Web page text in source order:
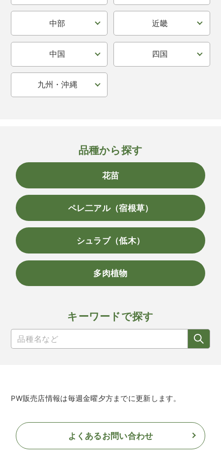
中部 近畿
中国 四国
九州・沖縄
品種から探す
花苗
ペレ二アル（宿根草）
シュラブ（低木）
多肉植物
キーワードで探す
PW販売店情報は毎週金曜夕方までに更新します。
よくあるお問い合わせ